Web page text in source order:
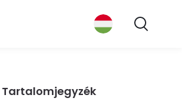
Tartalomjegyzék